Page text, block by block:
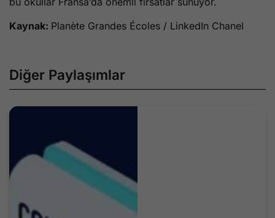
Kaynak: Planète Grandes Écoles / LinkedIn Chanel
Diğer Paylaşımlar